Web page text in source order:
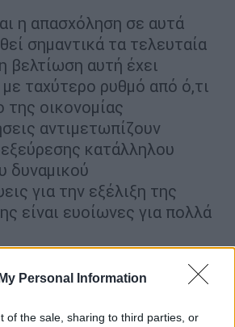
Personal Information
of the sale, sharing to third parties, or
η απασχόληση σε αυτά
σημαντικά τα τελευταία
βελτίωση αυτή έχει
με ταχύτερο ρυθμό από ό,τι
οικονομίας
αντιμετωπίζουν
κατάλληλου
δυναμικού
για την εξέλιξη της
είναι ευοίωνες για πολλά
στο προπύργιο της
εξέλιξης.
είναι οι ακόλουθες: